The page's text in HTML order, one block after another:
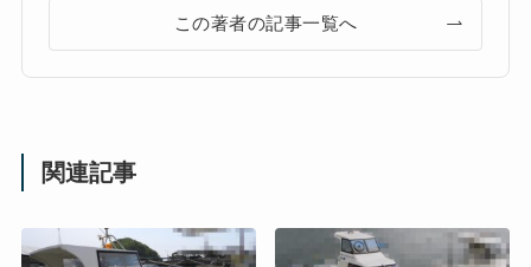
この著者の記事一覧へ
関連記事